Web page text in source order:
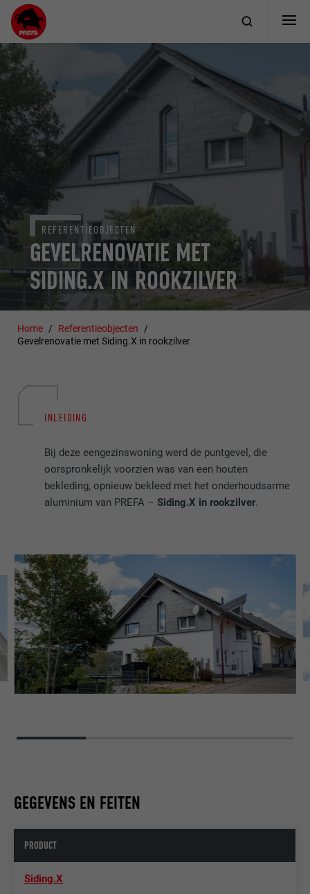
GEVELRENOVATIE MET
SIDING.X IN ROOKZILVER
REFERENTIEOBJECTEN
Home
Referentieobjecten
Gevelrenovatie met Siding.X in rookzilver
INLEIDING
Bij deze eengezinswoning werd de puntgevel, die
oorspronkelijk voorzien was van een houten
bekleding, opnieuw bekleed met het onderhoudsarme
aluminium van PREFA –Siding.X in rookzilver.
GEGEVENS EN FEITEN
PRODUCT
Siding.X